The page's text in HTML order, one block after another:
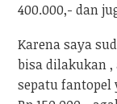
400.000,- dan
Karena saya
bisa dilakukan
sepatu fantopel